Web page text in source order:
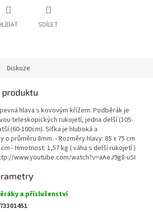
SDÍLET
Diskuze
produktu
hlava s kovovým křížem. Podběrák je
teleskopických rukojetí, jedna delší (105-
(60-100cm). Síťka je hluboká a
o průměru 8mm. - Rozměry hlavy: 85 x 75 cm
- Hmotnost: 1,57 kg ( váha s delší rukojetí )
www.youtube.com/watch?v=aAeJ9g8-uSI
a příslušenství